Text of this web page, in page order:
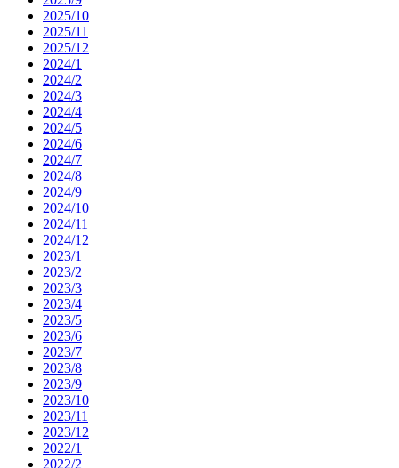
2025/10
2025/11
2025/12
2024/1
2024/2
2024/3
2024/4
2024/5
2024/6
2024/7
2024/8
2024/9
2024/10
2024/11
2024/12
2023/1
2023/2
2023/3
2023/4
2023/5
2023/6
2023/7
2023/8
2023/9
2023/10
2023/11
2023/12
2022/1
2022/2